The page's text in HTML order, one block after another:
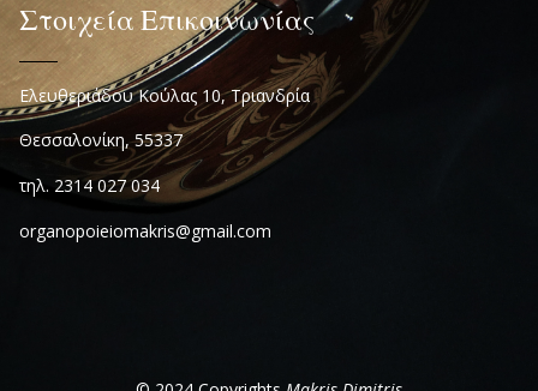
Στοιχεία Επικοινωνίας
Ελευθεριάδου Κούλας 10, Τριανδρία
Θεσσαλονίκη, 55337
τηλ. 2314 027 034
organopoieiomakris@gmail.com